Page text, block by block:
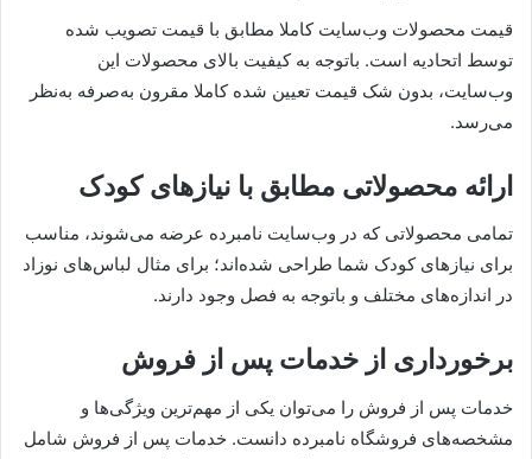
قیمت‌ محصولات وب‌سایت کاملا مطابق با قیمت تصویب شده
توسط اتحادیه است. باتوجه به کیفیت بالای محصولات این
وب‌سایت، بدون شک قیمت تعیین شده کاملا مقرون به‌صرفه به‌نظر
می‌رسد.
ارائه محصولاتی مطابق با نیاز‌های کودک
تمامی محصولاتی که در وب‌سایت نامبرده عرضه می‌شوند، مناسب
برای نیازهای کودک شما طراحی شده‌اند؛ برای مثال لباس‌های نوزاد
در اندازه‌های مختلف و باتوجه به فصل وجود دارند.
برخورداری از خدمات پس از فروش
خدمات پس از فروش را می‌توان یکی از مهم‌ترین ویژگی‌ها و
مشخصه‌های فروشگاه نامبرده دانست. خدمات پس از فروش شامل